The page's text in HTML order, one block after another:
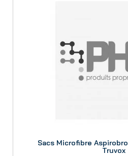
Sacs Microfibre
Truvox